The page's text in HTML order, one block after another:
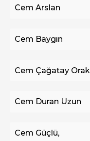
Cem Arslan
Cem Baygın
Cem Çağatay Orak
Cem Duran Uzun
Cem Güçlü,